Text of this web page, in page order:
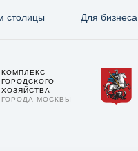
столицы Для бизнеса
КОМПЛЕКС
ГОРОДСКОГО
ХОЗЯЙСТВА
ГОРОДА МОСКВЫ